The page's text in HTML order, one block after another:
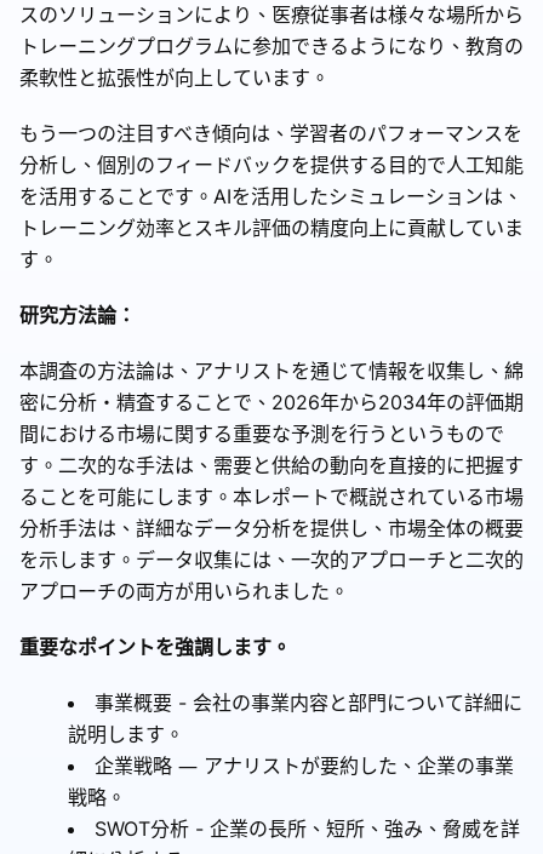
スのソリューションにより、医療従事者は様々な場所から
トレーニングプログラムに参加できるようになり、教育の
柔軟性と拡張性が向上しています。
もう一つの注目すべき傾向は、学習者のパフォーマンスを
分析し、個別のフィードバックを提供する目的で人工知能
を活用することです。AIを活用したシミュレーションは、
トレーニング効率とスキル評価の精度向上に貢献していま
す。
研究方法論：
本調査の方法論は、アナリストを通じて情報を収集し、綿
密に分析・精査することで、2026年から2034年の評価期
間における市場に関する重要な予測を行うというもので
す。二次的な手法は、需要と供給の動向を直接的に把握す
ることを可能にします。本レポートで概説されている市場
分析手法は、詳細なデータ分析を提供し、市場全体の概要
を示します。データ収集には、一次的アプローチと二次的
アプローチの両方が用いられました。
重要なポイントを強調します。
事業概要 - 会社の事業内容と部門について詳細に
説明します。
企業戦略 ― アナリストが要約した、企業の事業
戦略。
SWOT分析 - 企業の長所、短所、強み、脅威を詳